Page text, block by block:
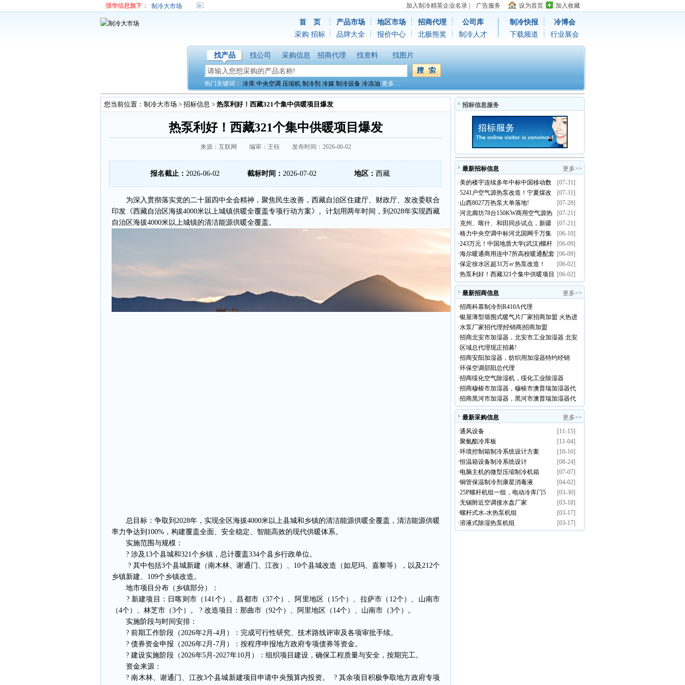
强华信息旗下： 制冷大市场 加入制冷精英企业名录| 广告服务 设为首页 加入收藏
首 页 产品市场 地区市场 招商代理
公司库
采购 招标 品牌大全 报价中心 北极熊奖 制冷人才
制冷快报
冷博会
下载频道
行业展会
找产品 找公司 采购信息 招商代理 找资料 找图片
热门关键词： 冷库 中央空调 压缩机 制冷剂 冷媒 制冷设备 冷冻油 更多…
您当前位置： 制冷大市场 > 招标信息 > 热泵利好！西藏321个集中供暖项目爆发
热泵利好！西藏321个集中供暖项目爆发
来源：互联网 编审：王钰 发布时间：2026-06-02
报名截止： 2026-06-02 截标时间： 2026-07-02 地区： 西藏
为深入贯彻落实党的二十届四中全会精神，聚焦民生改善，西藏自治区住建厅、财政厅、发改委联合
印发《西藏自治区海拔4000米以上城镇供暖全覆盖专项行动方案》。计划用两年时间，到2028年实现西藏
自治区海拔4000米以上城镇的清洁能源供暖全覆盖。
总目标：争取到2028年，实现全区海拔4000米以上县城和乡镇的清洁能源供暖全覆盖，清洁能源供暖
率力争达到100%，构建覆盖全面、安全稳定、智能高效的现代供暖体系。
实施范围与规模：
? 涉及13个县城和321个乡镇，总计覆盖334个县乡行政单位。
? 其中包括3个县城新建（南木林、谢通门、江孜）、10个县城改造（如尼玛、嘉黎等），以及212个
乡镇新建、109个乡镇改造。
地市项目分布（乡镇部分）：
? 新建项目：日喀则市（141个）、昌都市（37个）、阿里地区（15个）、拉萨市（12个）、山南市
（4个）、林芝市（3个）。 ? 改造项目：那曲市（92个）、阿里地区（14个）、山南市（3个）。
实施阶段与时间安排：
? 前期工作阶段（2026年2月-4月）：完成可行性研究、技术路线评审及各项审批手续。
? 债券资金申报（2026年2月-7月）：按程序申报地方政府专项债券等资金。
? 建设实施阶段（2026年5月-2027年10月）：组织项目建设，确保工程质量与安全，按期完工。
资金来源：
? 南木林、谢通门、江孜3个县城新建项目申请中央预算内投资。 ? 其余项目积极争取地方政府专项
招标信息服务
最新招标信息
更多>>
·美的楼宇连续多年中标中国移动数
据中心温控集采订单
[07-31]
·5241户空气源热泵改造！宁夏煤改
电清洁取暖示范项目招标启动
[07-31]
·山西8027万热泵大单落地!
[07-28]
·河北廊坊78台150KW商用空气源热
泵招标
[07-21]
·克州、喀什、和田同步试点，新疆
煤改电工程采购意向空气源热泵设
备需求
[07-21]
·格力中央空调中标河北国网千万集
采大单
[06-10]
·243万元！中国地质大学(武汉)螺杆
式风冷热泵机组公开招标
[06-09]
·海尔暖通商用连中7所高校暖通配套
项目
[06-09]
·保定徐水区超31万㎡热泵改造！
[06-02]
·热泵利好！西藏321个集中供暖项目
爆发
[06-02]
最新招商信息
更多>>
·招商科慕制冷剂R410A代理
·银屋薄型墙围式暖气片厂家招商加盟 火热进
行中
·水泵厂家招代理|经销商|招商加盟
·招商北安市加湿器，北安市工业加湿器 北安
市澳普瑞加湿器代理
· 区域总代理现正招募!
·招商安阳加湿器，纺织用加湿器特约经销
商！
·环保空调邵阳总代理
·招商绥化空气除湿机，绥化工业除湿器
·招商穆棱市加湿器，穆棱市澳普瑞加湿器代
理！
·招商黑河市加湿器，黑河市澳普瑞加湿器代
理
最新采购信息
更多>>
·通风设备
[11-15]
·聚氨酯冷库板
[11-04]
·环境控制箱制冷系统设计方案
[10-16]
·恒温箱设备制冷系统设计
[08-24]
·电脑主机的微型压缩制冷机箱
[07-07]
·铜管保温制冷剂康星消毒液
[04-02]
·25P螺杆机组一组，电动冷库门5
扇。
[03-30]
·无锡附近空调接水盘厂家
[03-18]
·螺杆式水-水热泵机组
[03-17]
·溶液式除湿热泵机组 [03-17]